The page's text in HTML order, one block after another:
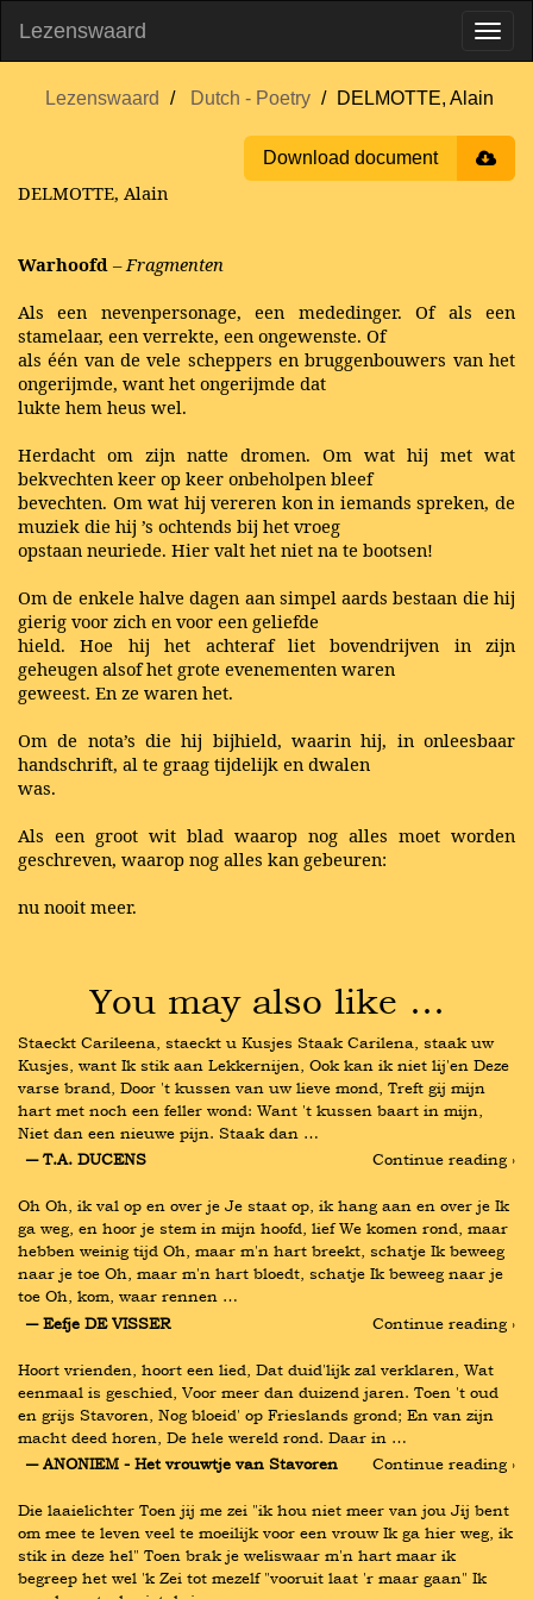
Lezenswaard
Lezenswaard Dutch - Poetry DELMOTTE, Alain
Download document
DELMOTTE, Alain
Warhoofd – Fragmenten
Als een nevenpersonage, een mededinger. Of als een
stamelaar, een verrekte, een ongewenste. Of
als één van de vele scheppers en bruggenbouwers van het
ongerijmde, want het ongerijmde dat
lukte hem heus wel.
Herdacht om zijn natte dromen. Om wat hij met wat
bekvechten keer op keer onbeholpen bleef
bevechten. Om wat hij vereren kon in iemands spreken, de
muziek die hij ’s ochtends bij het vroeg
opstaan neuriede. Hier valt het niet na te bootsen!
Om de enkele halve dagen aan simpel aards bestaan die hij
gierig voor zich en voor een geliefde
hield. Hoe hij het achteraf liet bovendrijven in zijn
geheugen alsof het grote evenementen waren
geweest. En ze waren het.
Om de nota’s die hij bijhield, waarin hij, in onleesbaar
handschrift, al te graag tijdelijk en dwalen
was.
Als een groot wit blad waarop nog alles moet worden
geschreven, waarop nog alles kan gebeuren:
nu nooit meer.
You may also like …
Staeckt Carileena, staeckt u Kusjes Staak Carilena, staak uw
Kusjes, want Ik stik aan Lekkernijen, Ook kan ik niet lij'en Deze
varse brand, Door 't kussen van uw lieve mond, Treft gij mijn
hart met noch een feller wond: Want 't kussen baart in mijn,
Niet dan een nieuwe pijn. Staak dan …
― T.A. DUCENS
Continue reading ›
Oh Oh, ik val op en over je Je staat op, ik hang aan en over je Ik
ga weg, en hoor je stem in mijn hoofd, lief We komen rond, maar
hebben weinig tijd Oh, maar m'n hart breekt, schatje Ik beweeg
naar je toe Oh, maar m'n hart bloedt, schatje Ik beweeg naar je
toe Oh, kom, waar rennen …
― Eefje DE VISSER
Continue reading ›
Hoort vrienden, hoort een lied, Dat duid'lijk zal verklaren, Wat
eenmaal is geschied, Voor meer dan duizend jaren. Toen 't oud
en grijs Stavoren, Nog bloeid' op Frieslands grond; En van zijn
macht deed horen, De hele wereld rond. Daar in …
― ANONIEM - Het vrouwtje van Stavoren
Continue reading ›
Die laaielichter Toen jij me zei "ik hou niet meer van jou Jij bent
om mee te leven veel te moeilijk voor een vrouw Ik ga hier weg, ik
stik in deze hel" Toen brak je weliswaar m'n hart maar ik
begreep het wel 'k Zei tot mezelf "vooruit laat 'r maar gaan" Ik